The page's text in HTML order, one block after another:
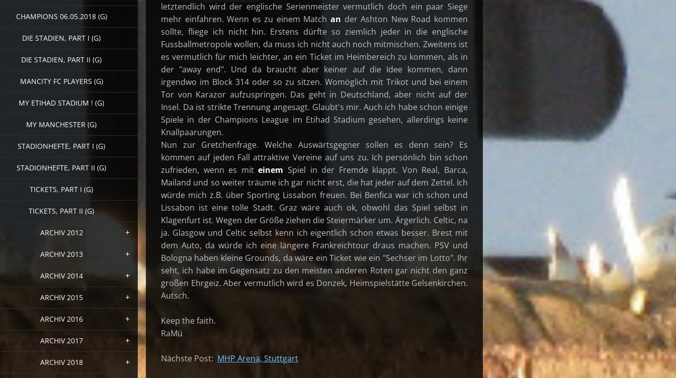
CHAMPIONS 06.05.2018 (G)
DIE STADIEN, PART I (G)
DIE STADIEN, PART II (G)
MANCITY FC PLAYERS (G)
MY ETIHAD STADIUM ! (G)
MY MANCHESTER (G)
STADIONHEFTE, PART I (G)
STADIONHEFTE, PART II (G)
TICKETS, PART I (G)
TICKETS, PART II (G)
ARCHIV 2012
ARCHIV 2013
ARCHIV 2014
ARCHIV 2015
ARCHIV 2016
ARCHIV 2017
ARCHIV 2018
letztendlich wird der englische Serienmeister vermutlich doch ein paar Siege
mehr einfahren. Wenn es zu einem Matchan der Ashton New Road kommen
sollte, fliege ich nicht hin. Erstens dürfte so ziemlich jeder in die englische
Fussballmetropole wollen, da muss ich nicht auch noch mitmischen. Zweitens ist
es vermutlich für mich leichter, an ein Ticket im Heimbereich zu kommen, als in
der "away end". Und da braucht aber keiner auf die Idee kommen, dann
irgendwo im Block 314 oder so zu sitzen. Womöglich mit Trikot und bei einem
Tor von Karazor aufzuspringen. Das geht in Deutschland, aber nicht auf der
Insel. Da ist strikte Trennung angesagt. Glaubt's mir. Auch ich habe schon einige
Spiele in der Champions League im Etihad Stadium gesehen, allerdings keine
Knallpaarungen.
Nun zur Gretchenfrage. Welche Auswärtsgegner sollen es denn sein? Es
kommen auf jeden Fall attraktive Vereine auf uns zu. Ich persönlich bin schon
zufrieden, wenn es miteinem Spiel in der Fremde klappt. Von Real, Barca,
Mailand und so weiter träume ich gar nicht erst, die hat jeder auf dem Zettel. Ich
würde mich z.B. über Sporting Lissabon freuen. Bei Benfica war ich schon und
Lissabon ist eine tolle Stadt. Graz wäre auch ok, obwohl das Spiel selbst in
Klagenfurt ist. Wegen der Größe ziehen die Steiermärker um. Ärgerlich. Celtic, na
ja. Glasgow und Celtic selbst kenn ich eigentlich schon etwas besser. Brest mit
dem Auto, da würde ich eine längere Frankreichtour draus machen. PSV und
Bologna haben kleine Grounds, da wäre ein Ticket wie ein "Sechser im Lotto". Ihr
seht, ich habe im Gegensatz zu den meisten anderen Roten gar nicht den ganz
großen Ehrgeiz. Aber vermutlich wird es Donzek, Heimspielstätte Gelsenkirchen.
Autsch.
Keep the faith.
RaMü
Nächste Post: MHP Arena, Stuttgart